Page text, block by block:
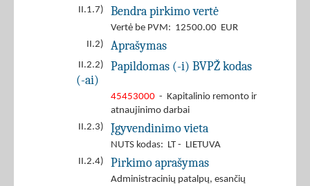
II.1.7)
Bendra pirkimo vertė
Vertė be PVM: 12500.00 EUR
II.2)
Aprašymas
II.2.2)
Papildomas (-i) BVPŽ kodas
(-ai)
45453000 - Kapitalinio remonto ir
atnaujinimo darbai
II.2.3)
Įgyvendinimo vieta
NUTS kodas: LT - LIETUVA
II.2.4)
Pirkimo aprašymas
Administracinių patalpų, esančių